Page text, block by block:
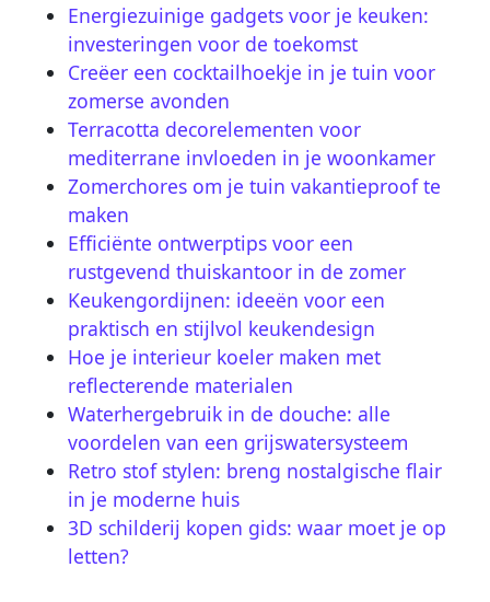
Energiezuinige gadgets voor je keuken:
investeringen voor de toekomst
Creëer een cocktailhoekje in je tuin voor
zomerse avonden
Terracotta decorelementen voor
mediterrane invloeden in je woonkamer
Zomerchores om je tuin vakantieproof te
maken
Efficiënte ontwerptips voor een
rustgevend thuiskantoor in de zomer
Keukengordijnen: ideeën voor een
praktisch en stijlvol keukendesign
Hoe je interieur koeler maken met
reflecterende materialen
Waterhergebruik in de douche: alle
voordelen van een grijswatersysteem
Retro stof stylen: breng nostalgische flair
in je moderne huis
3D schilderij kopen gids: waar moet je op
letten?